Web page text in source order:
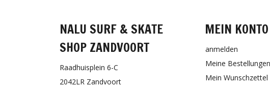
NALU SURF & SKATE
SHOP ZANDVOORT
Raadhuisplein 6-C
2042LR Zandvoort
MEIN KONTO
anmelden
Meine Bestellungen
Mein Wunschzettel